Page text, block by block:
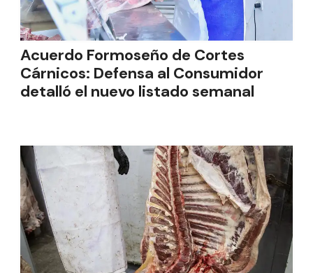
Acuerdo Formoseño de Cortes
Cárnicos: Defensa al Consumidor
detalló el nuevo listado semanal